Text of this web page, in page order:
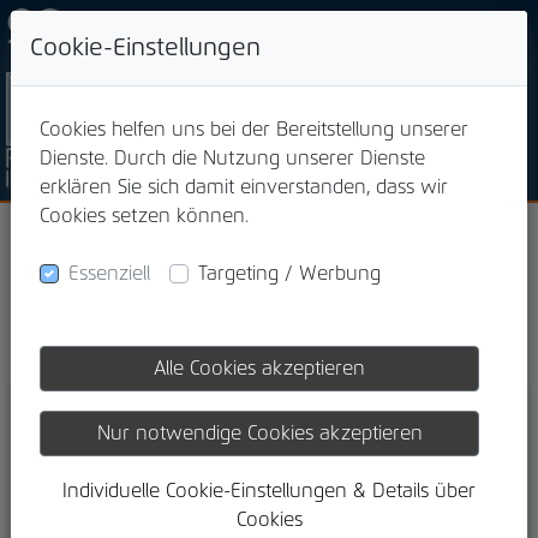
Arbeiten bei PACTA
Ihre Zukunft
Werden Sie ein Teil unseres Teams aus Vertrieb,
Cookie-Einstellungen
Cookies helfen uns bei der Bereitstellung unserer
Dienste. Durch die Nutzung unserer Dienste
erklären Sie sich damit einverstanden, dass wir
Cookies setzen können.
Essenziell Targeting / Werbung
Alle Cookies akzeptieren
Nur notwendige Cookies akzeptieren
Individuelle Cookie-Einstellungen & Details über
Cookies